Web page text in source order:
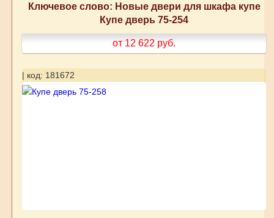
Ключевое слово: Новые двери для шкафа купе
Купе дверь 75-254
от 12 622 руб.
| код: 181672